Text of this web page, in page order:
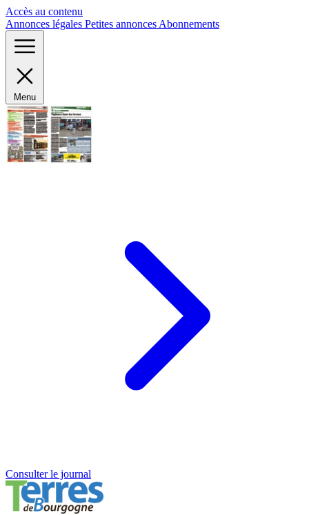
Accès au contenu
Annonces légales Petites annonces Abonnements
Menu
Consulter le journal
Panneau de gestion des cookies